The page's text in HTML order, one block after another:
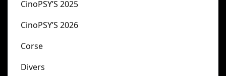
CinoPSY’S 2025
CinoPSY’S 2026
Corse
Divers